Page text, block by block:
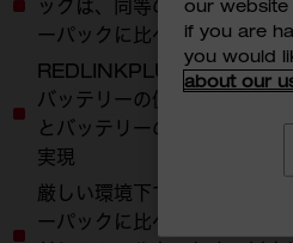
ックは、同等のM18™
ーパックに比べより多くの
REDLINKPLUS™インテリ
バッテリーの使用状況を常
とバッテリーの長寿命化とハ
実現
厳しい環境下でも
ーパックに比べ最大50%も
our
if you are
you would
about our